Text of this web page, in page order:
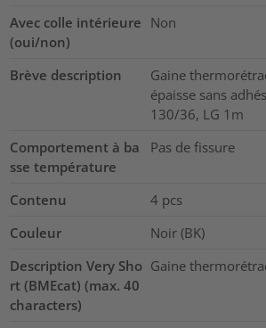
Avec colle intérieure
(oui/non)
Non
Brève description
Gaine
épaisse sans
130/36, LG 1m
Comportement à ba
sse température
Pas de fissure
Contenu 4 pcs
Couleur
Noir (BK)
Description Very Sho
rt (BMEcat) (max. 40
characters)
Gaine